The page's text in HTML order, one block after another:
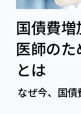
国債費増
医師の
とは
なぜ今、国